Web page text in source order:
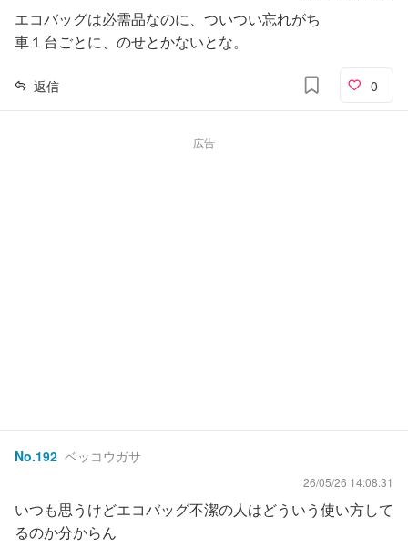
エコバッグは必需品なのに、ついつい忘れがち
車１台ごとに、のせとかないとな。
返信 0
広告
No.192 ベッコウガサ
26/05/26 14:08:31
いつも思うけどエコバッグ不潔の人はどういう使い方して
るのか分からん